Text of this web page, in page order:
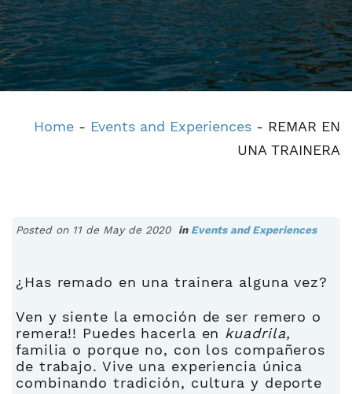
Home - Events and Experiences - REMAR EN
UNA TRAINERA
Posted on 11 de May de 2020 in Events and Experiences
¿Has remado en una trainera alguna vez?
Ven y siente la emoción de ser remero o
remera!! Puedes hacerla en kuadrila,
familia o porque no, con los compañeros
de trabajo. Vive una experiencia única
combinando tradición, cultura y deporte